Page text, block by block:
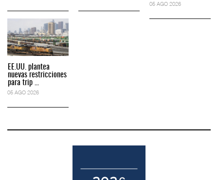
EE.UU. plantea
nuevas restricciones
para trip ...
05 AGO 2026
05 AGO 2026